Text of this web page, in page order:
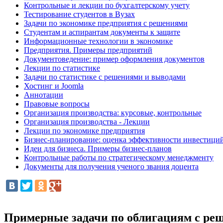
Контрольные и лекции по бухгалтерскому учету
Тестирование студентов в Вузах
Задачи по экономике предприятия с решениями
Студентам и аспирантам документы к защите
Информационные технологии в экономике
Предприятия. Примеры предприятий
Документоведение: пример оформления документов
Лекции по статистике
Задачи по статистике с решениями и выводами
Хостинг и Joomla
Аннотации
Правовые вопросы
Организация производства: курсовые, контрольные
Организация производства - Лекции
Лекции по экономике предприятия
Бизнес-планирование: оценка эффективности
Идеи для бизнеса. Примеры бизнес-планов
Контрольные работы по стратегическому менеджменту
Документы для получения ученого звания доцента
Примерные задачи по облигациям с